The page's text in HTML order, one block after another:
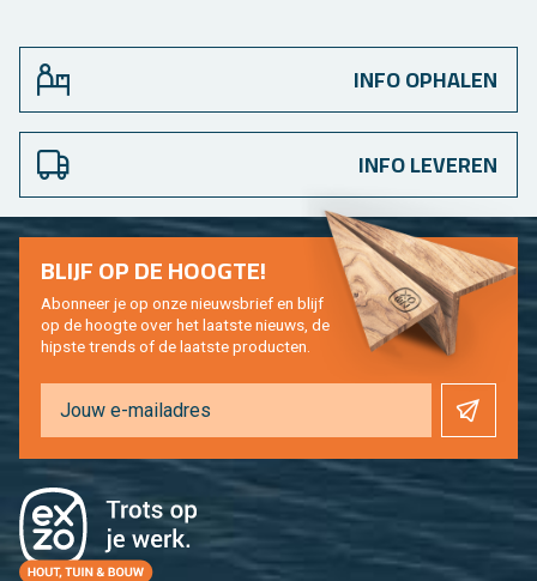
INFO OPHALEN
INFO LEVEREN
BLIJF OP DE HOOG­TE!
Abon­neer je op onze nieuws­brief en blijf
op de hoog­te over het laat­ste nieuws, de
hip­s­te trends of de laat­ste pro­duc­ten.